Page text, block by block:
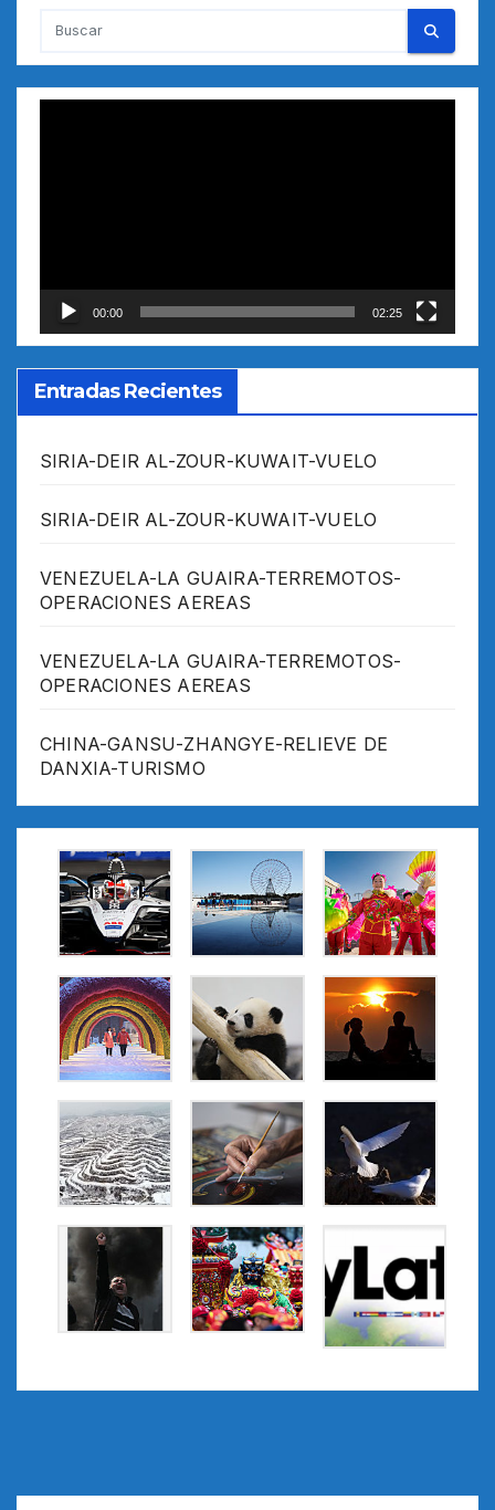
00:00 02:25
Entradas Recientes
SIRIA-DEIR AL-ZOUR-KUWAIT-VUELO
SIRIA-DEIR AL-ZOUR-KUWAIT-VUELO
VENEZUELA-LA GUAIRA-TERREMOTOS-
OPERACIONES AEREAS
VENEZUELA-LA GUAIRA-TERREMOTOS-
OPERACIONES AEREAS
CHINA-GANSU-ZHANGYE-RELIEVE DE
DANXIA-TURISMO